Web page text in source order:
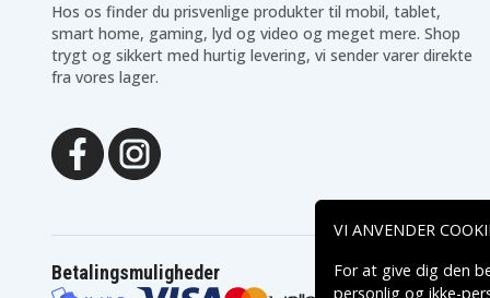
Hos os finder du prisvenlige produkter til mobil, tablet,
smart home, gaming, lyd og video og meget mere. Shop
trygt og sikkert med hurtig levering, vi sender varer direkte
fra vores lager.
Betalingsmuligheder
VI ANVENDER
For at give dig den
personlig og ikke-